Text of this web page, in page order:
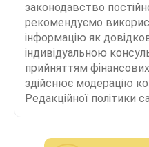
законодавство
рекомендуємо
інформацію як
індивідуальною
прийняттям
здійснює модерацію
Редакційної політики